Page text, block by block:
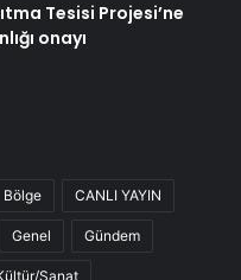
Tesisi Projesi’ne
onayı
Bölge CANLI YAYIN
Genel Gündem
Sanat